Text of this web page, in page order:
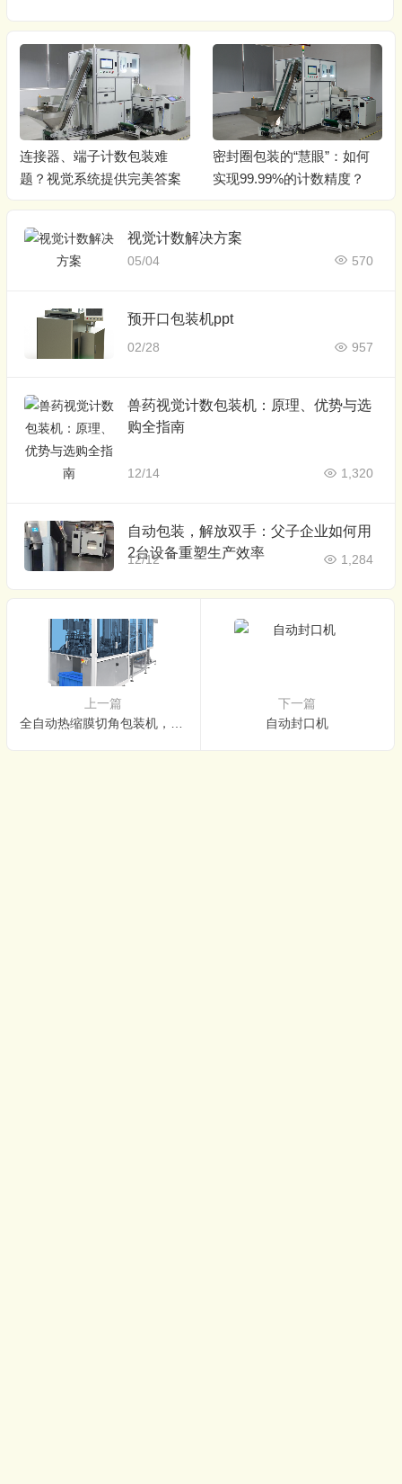
连接器、端子计数包装难
题？视觉系统提供完美答案
密封圈包装的“慧眼”：如何
实现99.99%的计数精度？
视觉计数解决方案
05/04 570
预开口包装机ppt
02/28 957
兽药视觉计数包装机：原理、优势与选
购全指南
12/14 1,320
自动包装，解放双手：父子企业如何用
2台设备重塑生产效率
12/12 1,284
上一篇
全自动热缩膜切角包装机，广泛应用于手机、电脑、食品、化妆品行业。
下一篇
自动封口机